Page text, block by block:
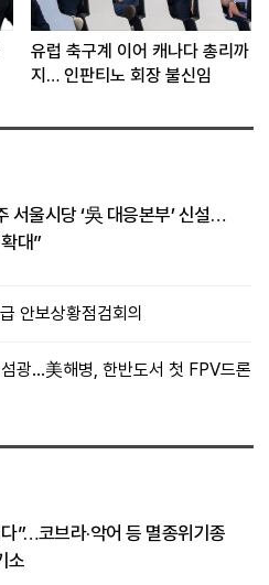
유럽 축구계 이어 캐나다 총리까
지… 인판티노 회장 불신임
서울시당 ‘吳 대응본부’ 신설…
대”
안보상황점검회의
광…美해병, 한반도서 첫 FPV드론
”…코브라·악어 등 멸종위기종
소